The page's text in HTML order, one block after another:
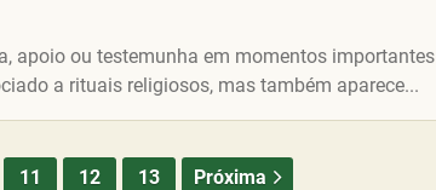
apoio ou testemunha em momentos importantes
a rituais religiosos, mas também aparece...
11 12 13 Próxima